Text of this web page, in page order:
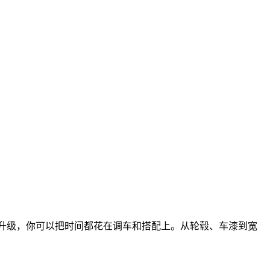
，你可以把时间都花在调车和搭配上。从轮毂、车漆到宽